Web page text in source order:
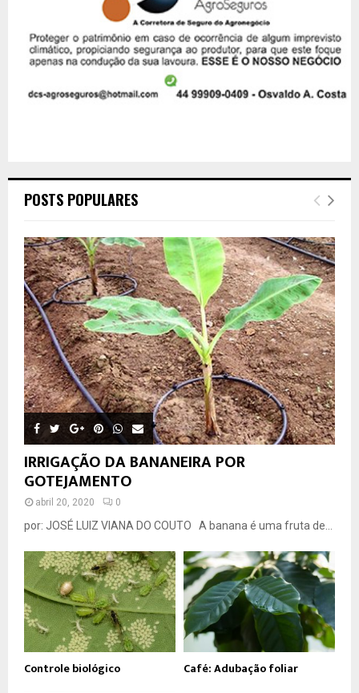
POSTS POPULARES
IRRIGAÇÃO DA BANANEIRA POR
GOTEJAMENTO
abril 20, 2020 0
por: JOSÉ LUIZ VIANA DO COUTO A banana é uma fruta de...
Controle biológico Café: Adubação foliar